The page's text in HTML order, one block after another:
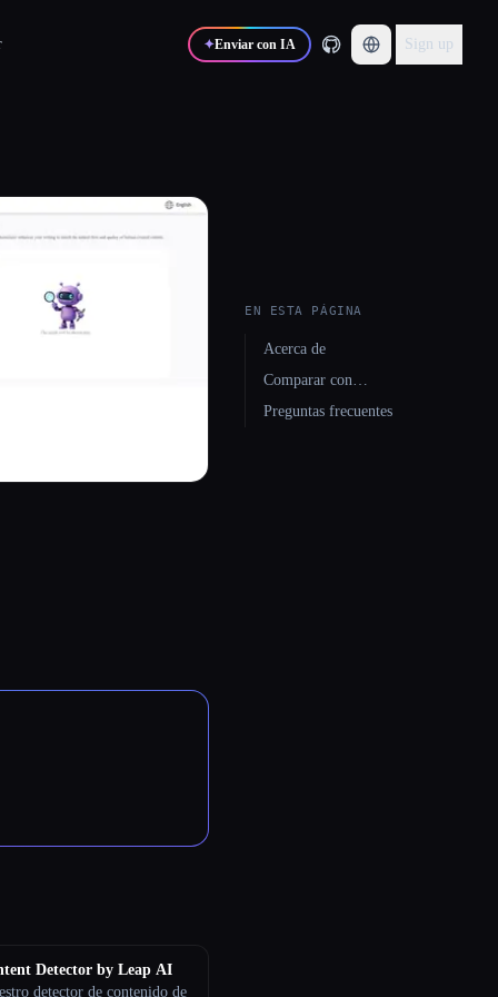
✦Enviar con IA Sign up
Detector by Leap AI
detector de contenido de
EN ESTA PÁGINA
Acerca de
Comparar con…
Preguntas frecuentes